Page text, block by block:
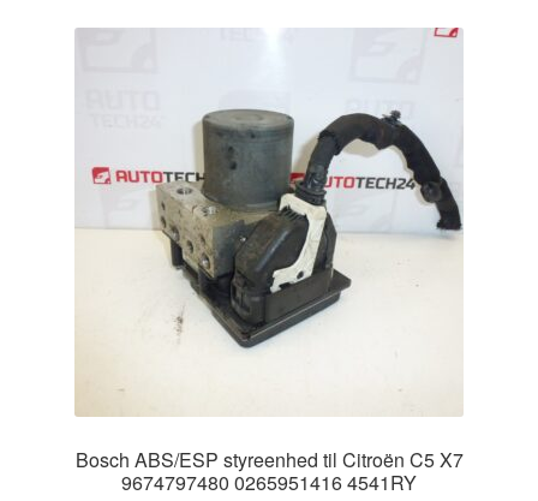
Bosch ABS/ESP styreenhed til Citroën C5 X7
9674797480 0265951416 4541RY